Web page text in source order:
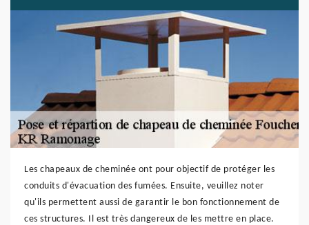
Les chapeaux de cheminée ont pour objectif de protéger les
conduits d'évacuation des fumées. Ensuite, veuillez noter
qu'ils permettent aussi de garantir le bon fonctionnement de
ces structures. Il est très dangereux de les mettre en place.